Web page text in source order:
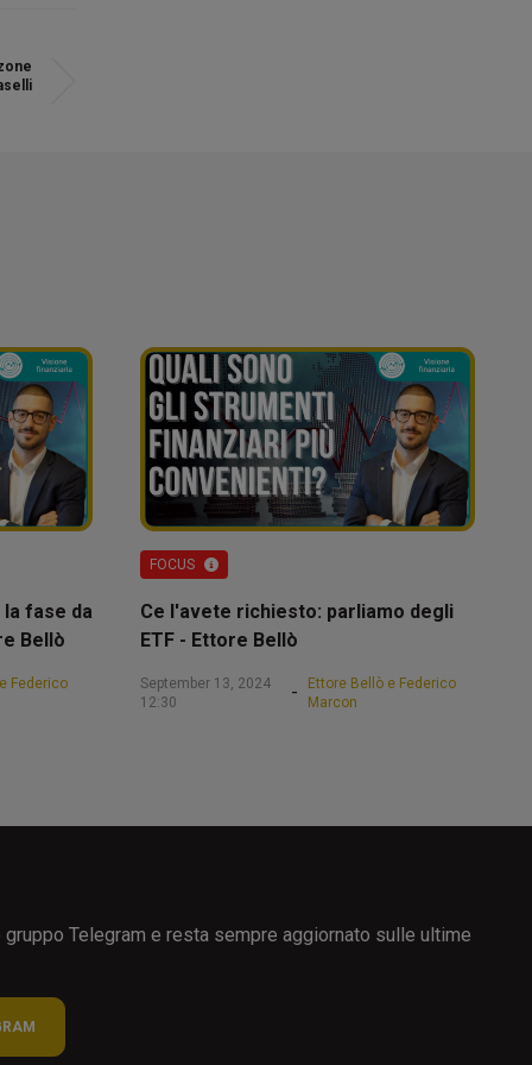
fase da
Bellò
Federico
FOCUS
Ce l'avete richiesto: parliamo degli
ETF - Ettore Bellò
September 13, 2024
12:30
-
Ettore Bellò e Federico
Marcon
Telegram e resta sempre aggiornato sulle ultime